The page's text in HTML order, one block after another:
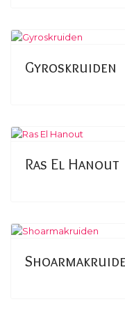
Gyroskruiden
Ras El Hanout